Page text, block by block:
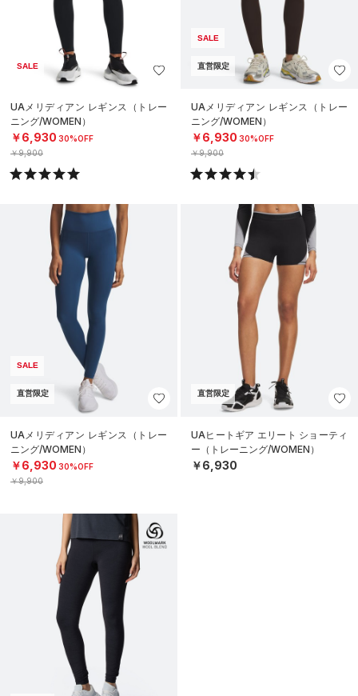
SALE
UAメリディアン レギンス（トレー
ニング/WOMEN）
￥6,930 30%OFF
￥9,900
SALE
直営限定
UAメリディアン レギンス（トレー
ニング/WOMEN）
￥6,930 30%OFF
￥9,900
SALE
直営限定
UAメリディアン レギンス（トレー
ニング/WOMEN）
￥6,930 30%OFF
￥9,900
直営限定
UAヒートギア エリート ショーティ
ー（トレーニング/WOMEN）
￥6,930